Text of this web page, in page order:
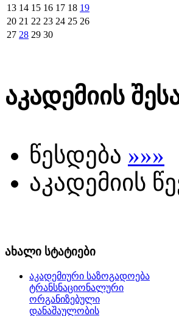
13 14 15 16 17 18 19
20 21 22 23 24 25 26
27 28 29 30
აკადემიის
წესდება »»»
აკადემიის
ახალი სტატიები
აკადემიური საზოგადოება
ტრანსნაციონალური
ორგანიზებული
დანაშაულობის